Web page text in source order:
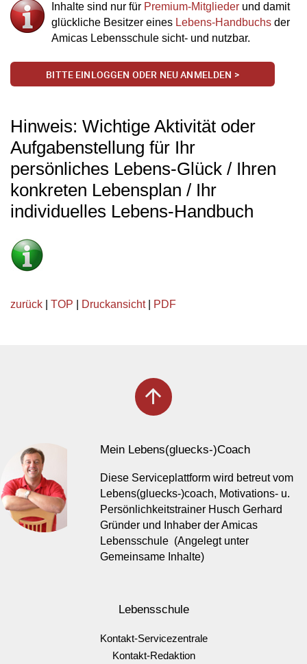
Inhalte sind nur für Premium-Mitglieder und damit
glückliche Besitzer eines Lebens-Handbuchs der
Amicas Lebensschule sicht- und nutzbar.
BITTE EINLOGGEN ODER NEU ANMELDEN >
Hinweis: Wichtige Aktivität oder
Aufgabenstellung für Ihr
persönliches Lebens-Glück / Ihren
konkreten Lebensplan / Ihr
individuelles Lebens-Handbuch
zurück TOP Druckansicht| PDF
arrow_upward
Mein Lebens(gluecks-)Coach
Diese Serviceplattform wird betreut vom
Lebens(gluecks-)coach, Motivations- u.
Persönlichkeitstrainer Husch Gerhard
Gründer und Inhaber der Amicas
Lebensschule (Angelegt unter
Gemeinsame Inhalte)
Lebensschule
Kontakt-Servicezentrale
Kontakt-Redaktion